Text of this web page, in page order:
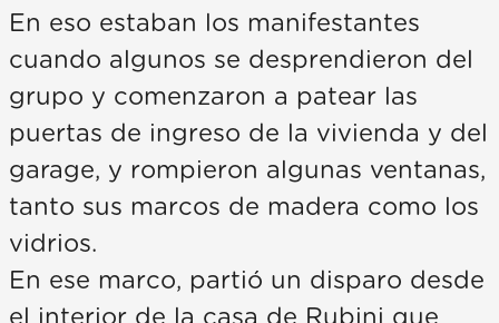
En eso estaban los manifestantes
cuando algunos se desprendieron del
grupo y comenzaron a patear las
puertas de ingreso de la vivienda y del
garage, y rompieron algunas ventanas,
tanto sus marcos de madera como los
vidrios.
En ese marco, partió un disparo desde
el interior de la casa de Rubini que